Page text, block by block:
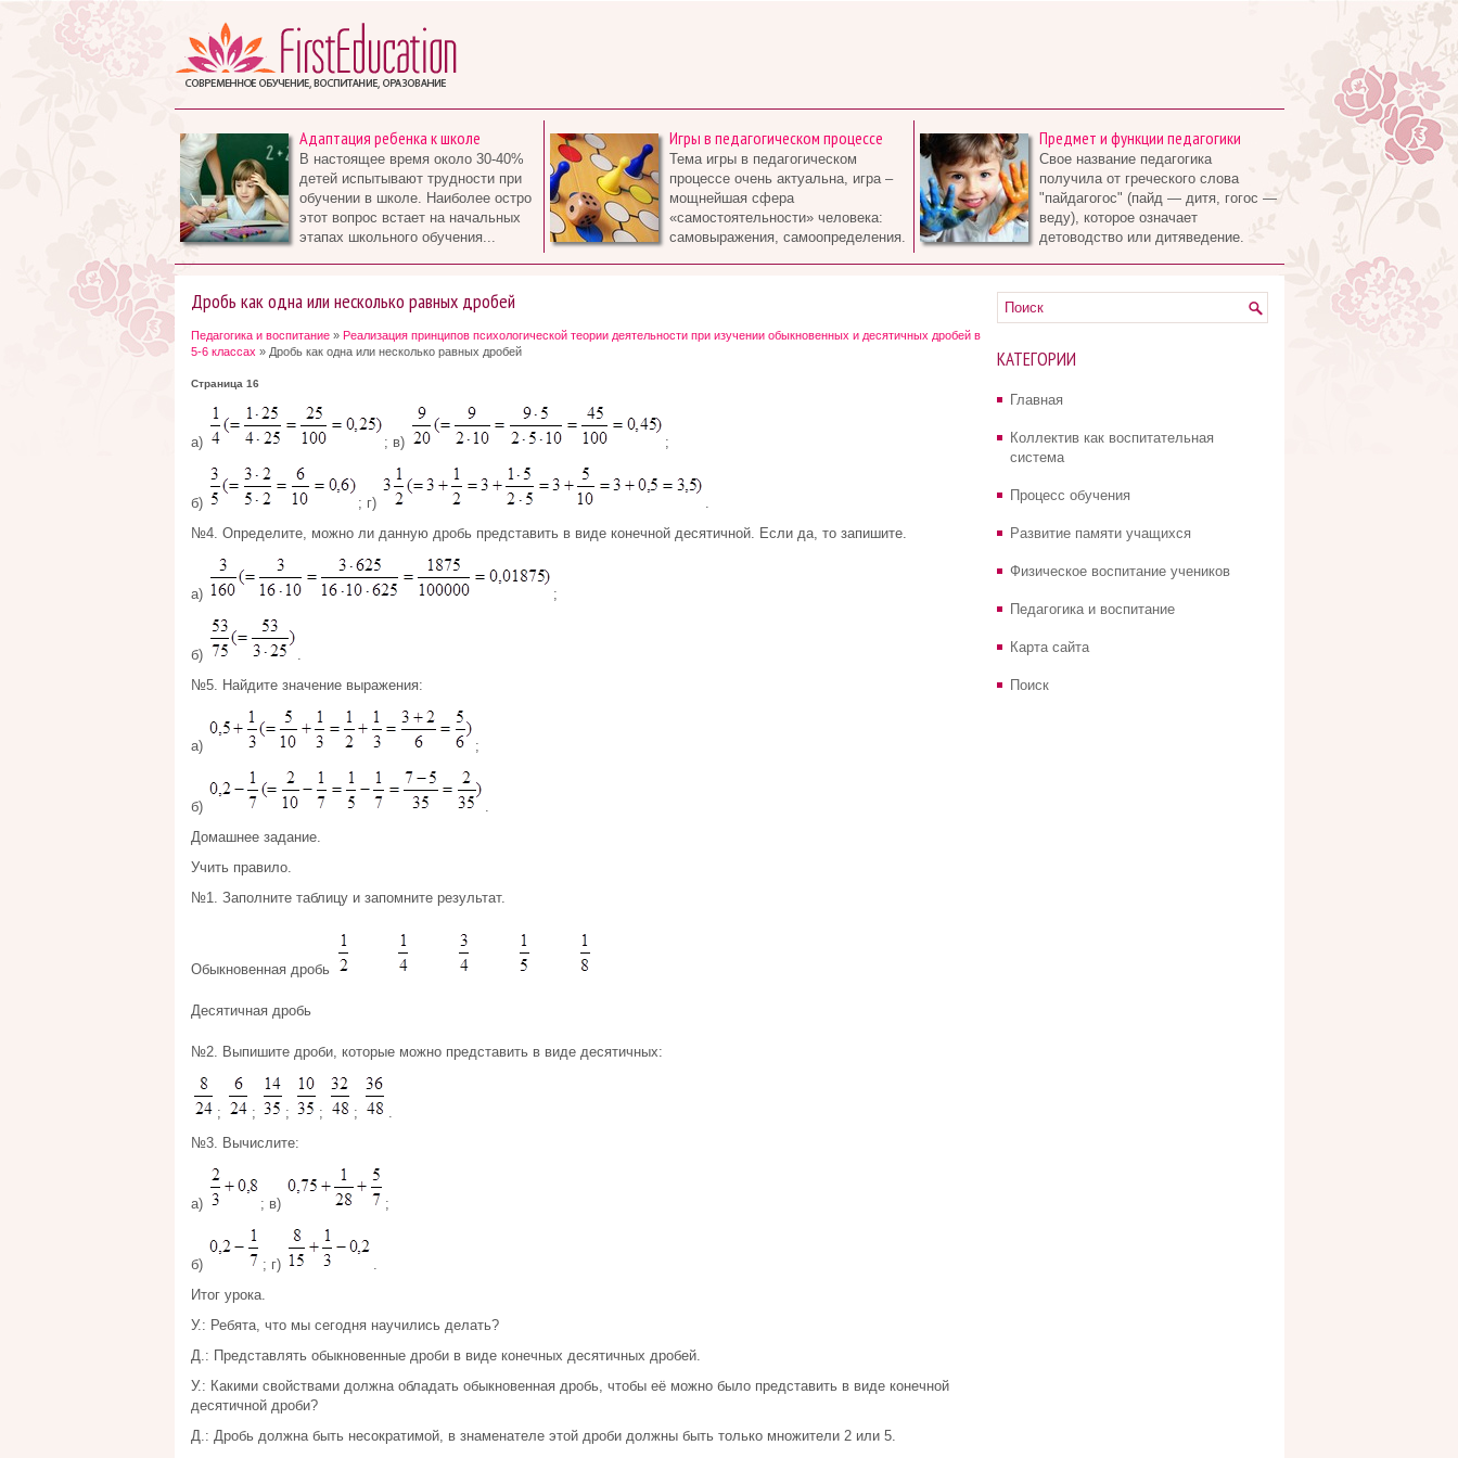
Адаптация ребенка к школе
В настоящее время около 30-40%
детей испытывают трудности при
обучении в школе. Наиболее остро
этот вопрос встает на начальных
этапах школьного обучения...
Игры в педагогическом процессе
Тема игры в педагогическом
процессе очень актуальна, игра –
мощнейшая сфера
«самостоятельности» человека:
самовыражения, самоопределения.
Предмет и функции педагогики
Свое название педагогика
получила от греческого слова
"пайдагогос" (пайд — дитя, гогос —
веду), которое означает
детоводство или дитяведение.
Дробь как одна или несколько равных дробей
Педагогика и воспитание» Реализация принципов психологической теории деятельности при изучении обыкновенных и десятичных дробей в
5-6 классах » Дробь как одна или несколько равных дробей
Страница 16
а) ; в) ;
б) ; г)
.
№4. Определите, можно ли данную дробь представить в виде конечной десятичной. Если да, то запишите.
а) ;
б)
.
№5. Найдите значение выражения:
а) ;
б)
.
Домашнее задание.
Учить правило.
№1. Заполните таблицу и запомните результат.
Обыкновенная дробь
Десятичная дробь
№2. Выпишите дроби, которые можно представить в виде десятичных:
; ; ; ; ;
.
№3. Вычислите:
а) ; в) ;
б) ; г)
.
Итог урока.
У.: Ребята, что мы сегодня научились делать?
Д.: Представлять обыкновенные дроби в виде конечных десятичных дробей.
У.: Какими свойствами должна обладать обыкновенная дробь, чтобы её можно было представить в виде конечной
десятичной дроби?
Д.: Дробь должна быть несократимой, в знаменателе этой дроби должны быть только множители 2 или 5.
КАТЕГОРИИ
Главная
Коллектив как воспитательная
система
Процесс обучения
Развитие памяти учащихся
Физическое воспитание учеников
Педагогика и воспитание
Карта сайта
Поиск